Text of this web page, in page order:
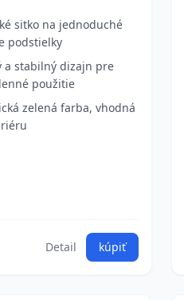
sitko na jednoduché
podstielky
a stabilný dizajn pre
použitie
zelená farba, vhodná
Detail kúpiť